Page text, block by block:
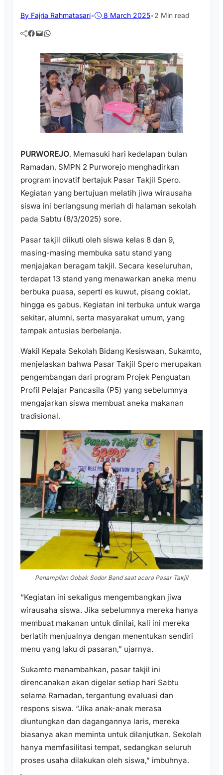
By Fajria Rahmatasari• 8 March 2025•2 Min read
Facebook Mail WhatsApp
PURWOREJO, Memasuki hari kedelapan bulan
Ramadan, SMPN 2 Purworejo menghadirkan
program inovatif bertajuk Pasar Takjil Spero.
Kegiatan yang bertujuan melatih jiwa wirausaha
siswa ini berlangsung meriah di halaman sekolah
pada Sabtu (8/3/2025) sore.
Pasar takjil diikuti oleh siswa kelas 8 dan 9,
masing-masing membuka satu stand yang
menjajakan beragam takjil. Secara keseluruhan,
terdapat 13 stand yang menawarkan aneka menu
berbuka puasa, seperti es kuwut, pisang coklat,
hingga es gabus. Kegiatan ini terbuka untuk warga
sekitar, alumni, serta masyarakat umum, yang
tampak antusias berbelanja.
Wakil Kepala Sekolah Bidang Kesiswaan, Sukamto,
menjelaskan bahwa Pasar Takjil Spero merupakan
pengembangan dari program Projek Penguatan
Profil Pelajar Pancasila (P5) yang sebelumnya
mengajarkan siswa membuat aneka makanan
tradisional.
Penampilan Gobak Sodor Band saat acara Pasar Takjil
“Kegiatan ini sekaligus mengembangkan jiwa
wirausaha siswa. Jika sebelumnya mereka hanya
membuat makanan untuk dinilai, kali ini mereka
berlatih menjualnya dengan menentukan sendiri
menu yang laku di pasaran,” ujarnya.
Sukamto menambahkan, pasar takjil ini
direncanakan akan digelar setiap hari Sabtu
selama Ramadan, tergantung evaluasi dan
respons siswa. “Jika anak-anak merasa
diuntungkan dan dagangannya laris, mereka
biasanya akan meminta untuk dilanjutkan. Sekolah
hanya memfasilitasi tempat, sedangkan seluruh
proses usaha dilakukan oleh siswa,” imbuhnya.